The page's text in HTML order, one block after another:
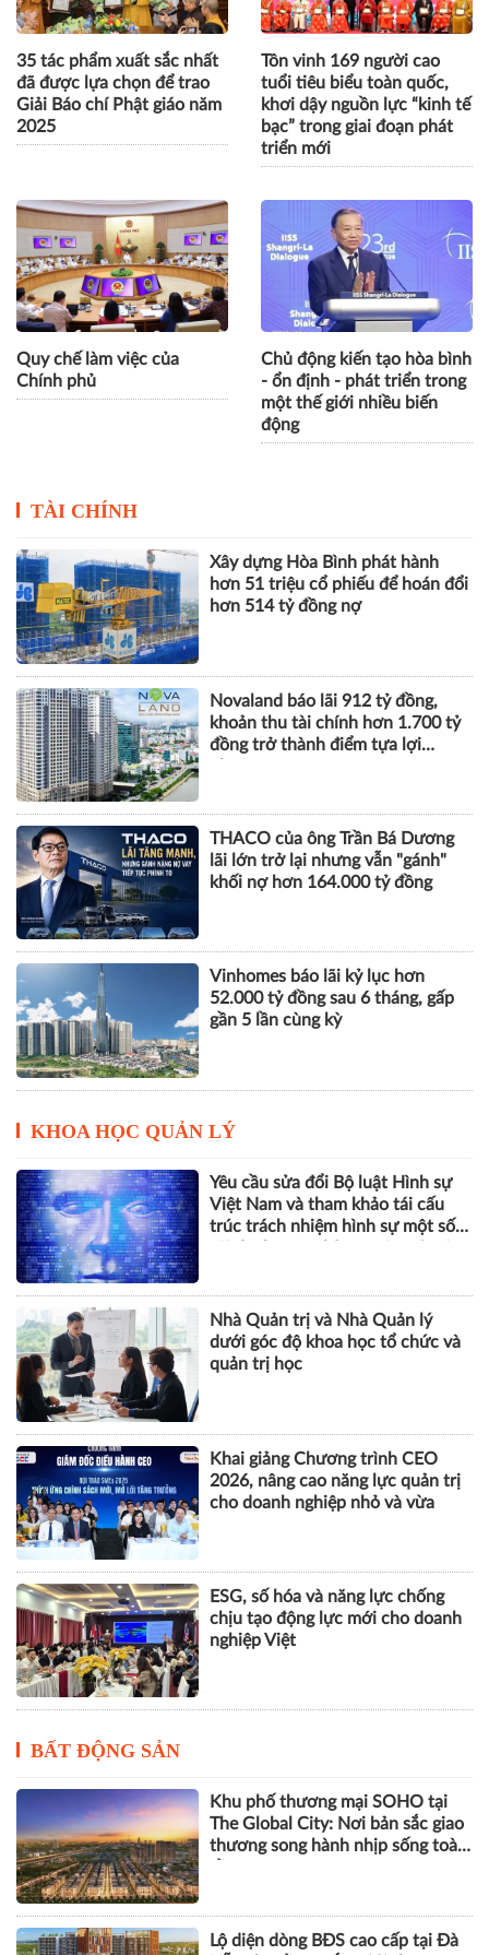
35 tác phẩm xuất sắc nhất
đã được lựa chọn để trao
Giải Báo chí Phật giáo năm
2025
Tôn vinh 169 người cao
tuổi tiêu biểu toàn quốc,
khơi dậy nguồn lực “kinh tế
bạc” trong giai đoạn phát
triển mới
Quy chế làm việc của
Chính phủ
Chủ động kiến tạo hòa bình
- ổn định - phát triển trong
một thế giới nhiều biến
động
TÀI CHÍNH
Xây dựng Hòa Bình phát hành
hơn 51 triệu cổ phiếu để hoán đổi
hơn 514 tỷ đồng nợ
Novaland báo lãi 912 tỷ đồng,
khoản thu tài chính hơn 1.700 tỷ
đồng trở thành điểm tựa lợi
THACO của ông Trần Bá Dương
lãi lớn trở lại nhưng vẫn "gánh"
khối nợ hơn 164.000 tỷ đồng
Vinhomes báo lãi kỷ lục hơn
52.000 tỷ đồng sau 6 tháng, gấp
gần 5 lần cùng kỳ
KHOA HỌC QUẢN LÝ
Yêu cầu sửa đổi Bộ luật Hình sự
Việt Nam và tham khảo tái cấu
trúc trách nhiệm hình sự một số
Nhà Quản trị và Nhà Quản lý
dưới góc độ khoa học tổ chức và
quản trị học
Khai giảng Chương trình CEO
2026, nâng cao năng lực quản trị
cho doanh nghiệp nhỏ và vừa
ESG, số hóa và năng lực chống
chịu tạo động lực mới cho doanh
nghiệp Việt
BẤT ĐỘNG SẢN
Khu phố thương mại SOHO tại
The Global City: Nơi bản sắc giao
thương song hành nhịp sống toàn
Lộ diện dòng BĐS cao cấp tại Đà